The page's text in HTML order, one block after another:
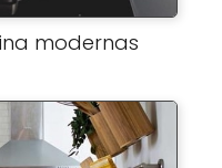
modernas